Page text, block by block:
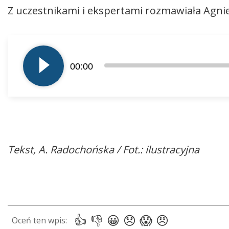
Z uczestnikami i ekspertami rozmawiała
plików
dźwiękowych
00:00
Tekst, A. Radochońska / Fot.: ilustracyjna